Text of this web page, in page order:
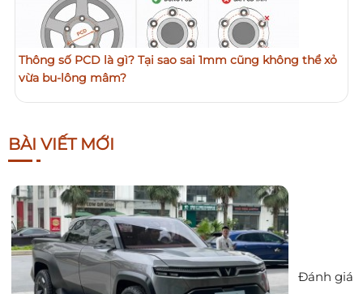
Thông số PCD là gì? Tại sao sai 1mm cũng không thể xỏ
vừa bu-lông mâm?
BÀI VIẾT MỚI
Đánh giá